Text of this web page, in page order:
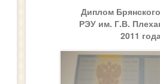
Диплом
РЭУ им. Г.В.
2011